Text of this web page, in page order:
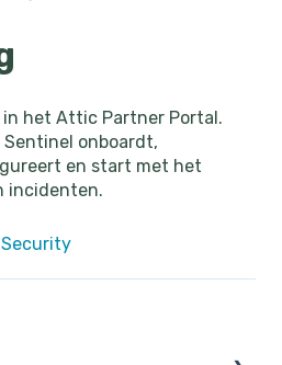
het Attic Partner Portal.
onboardt,
en start met het
incidenten.